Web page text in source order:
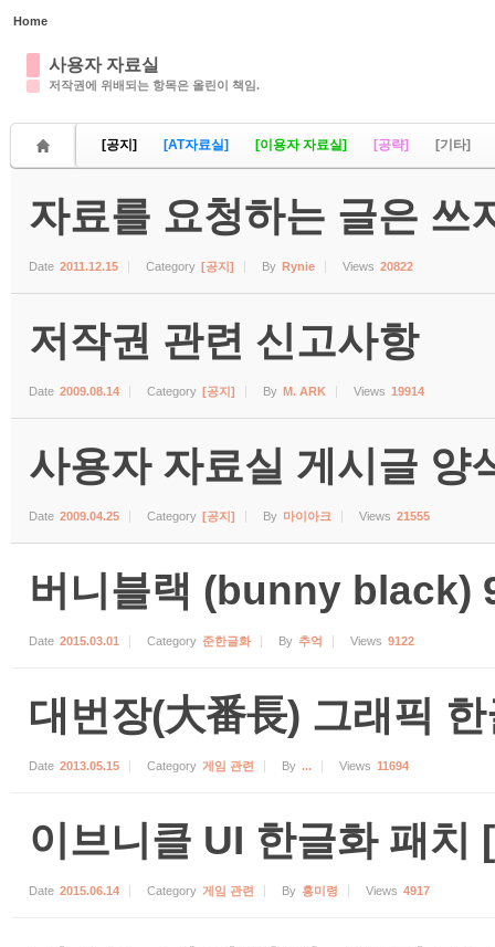
Home
사용자 자료실
저작권에 위배되는 항목은 올린이 책임.
[공지] [AT자료실] [이용자 자료실] [공략] [기타]
자료를 요청하는 글은 쓰
Date 2011.12.15 Category [공지] By Rynie Views 20822
저작권 관련 신고사항
Date 2009.08.14 Category [공지] By M. ARK Views 19914
사용자 자료실 게시글 양
Date 2009.04.25 Category [공지] By 마이아크 Views 21555
버니블랙 (bunny black)
Date 2015.03.01 Category 준한글화 By 추억 Views 9122
대번장(大番長) 그래픽
Date 2013.05.15 Category 게임 관련 By ... Views 11694
이브니클 UI 한글화 패치
Date 2015.06.14 Category 게임 관련 By 홍미령 Views 4917
Sketchbook5, 스케치북5
Sketchbook5, 스케치북5